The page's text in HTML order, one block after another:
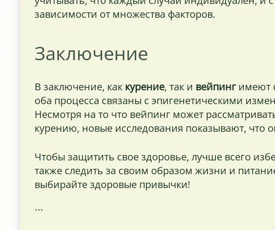
зависимости от множества факторов.
Заключение
В заключение, как курение, так и вейпинг имеют
оба процесса связаны с эпигенетическими
Несмотря на то что вейпинг может
курению, новые исследования показывают, что
Чтобы защитить свое здоровье, лучше всего
также следить за своим образом жизни и
выбирайте здоровые привычки!
```